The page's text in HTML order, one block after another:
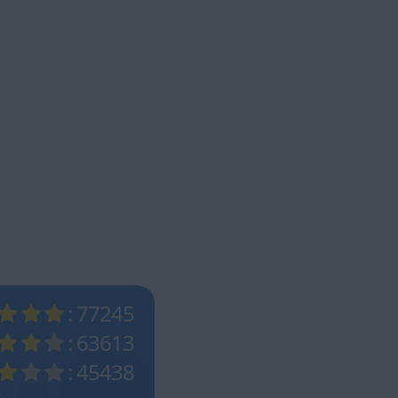
: 77245
: 63613
: 45438